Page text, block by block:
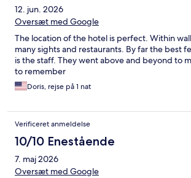
12. jun. 2026
Oversæt med Google
The location of the hotel is perfect. Within
many sights and restaurants. By far the best
is the staff. They went above and beyond to
to remember
Doris, rejse på 1 nat
Verificeret anmeldelse
10/10 Enestående
7. maj 2026
Oversæt med Google